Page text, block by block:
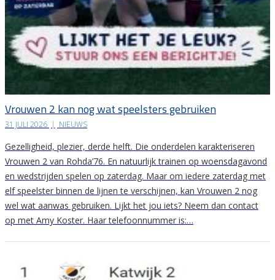
Vrouwen 2 kan nog wat speelsters gebruiken
31 JULI 2026 | NIEUWS
Gezelligheid, plezier, derde helft. Die onderdelen karakteriseren
Vrouwen 2 van Rohda’76. En natuurlijk trainen op woensdagavond
en wedstrijden spelen op zaterdag. Maar om iedere zaterdag met
elf speelster binnen de lijnen te verschijnen, kan Vrouwen 2 nog
wel wat aanwas gebruiken. Lijkt het jou iets? Neem dan contact
op met Amy Koster. Haar telefoonnummer is:…